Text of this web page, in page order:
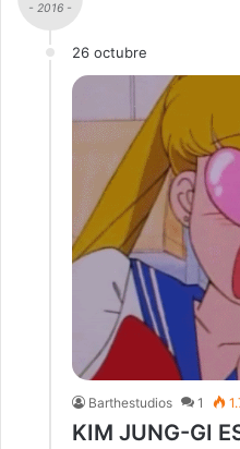
- 2016 -
26 octubre
Barthestudios 1
KIM JUNG-GI